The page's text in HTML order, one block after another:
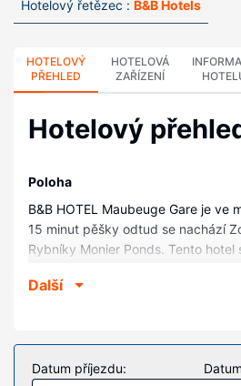
Hotelový řetězec : B&B Hotels
HOTELOVÝ
PŘEHLED
HOTELOVÁ
ZAŘÍZENÍ
Hotelový
Poloha
B&B HOTEL Maubeuge Gare je ve
15 minut pěšky odtud se nachází
Rybníky Monier Ponds. Tento hotel
Pokoje
patří LED televize, se budete cítit
bezdrátové i pevné připojení k
Další
Datum příjezdu: